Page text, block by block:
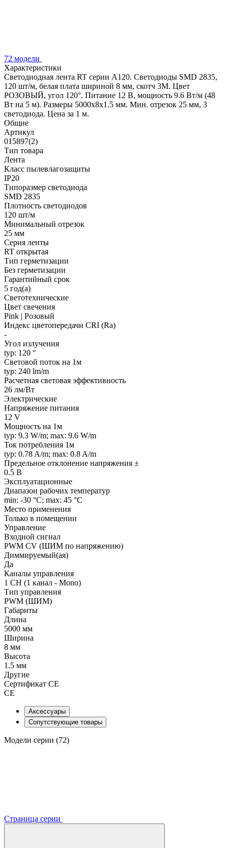
72 модели
Характеристики
Светодиодная лента RT серии A120. Светодиоды SMD 2835,
120 шт/м, белая плата шириной 8 мм, скотч 3M. Цвет
РОЗОВЫЙ, угол 120°. Питание 12 В, мощность 9.6 Вт/м (48
Вт на 5 м). Размеры 5000x8x1.5 мм. Мин. отрезок 25 мм, 3
светодиода. Цена за 1 м.
Общие
Артикул
015897(2)
Тип товара
Лента
Класс пылевлагозащиты
IP20
Типоразмер светодиода
SMD 2835
Плотность светодиодов
120 шт/м
Минимальный отрезок
25 мм
Серия ленты
RT открытая
Тип герметизации
Без герметизации
Гарантийный срок
5 год(а)
Светотехнические
Цвет свечения
Pink | Розовый
Индекс цветопередачи CRI (Ra)
-
Угол излучения
typ: 120 °
Световой поток на 1м
typ: 240 lm/m
Расчетная световая эффективность
26 лм/Вт
Электрические
Напряжение питания
12 V
Мощность на 1м
typ: 9.3 W/m; max: 9.6 W/m
Ток потребления 1м
typ: 0.78 A/m; max: 0.8 A/m
Предельное отклонение напряжения ±
0.5 В
Эксплуатационные
Диапазон рабочих температур
min: -30 °C; max: 45 °C
Место применения
Только в помещении
Управление
Входной сигнал
PWM СV (ШИМ по напряжению)
Диммируемый(ая)
Да
Каналы управления
1 CH (1 канал - Mono)
Тип управления
PWM (ШИМ)
Габариты
Длина
5000 мм
Ширина
8 мм
Высота
1.5 мм
Другие
Сертификат CE
CE
Аксессуары
Сопутствующие товары
Модели серии (72)
Страница серии